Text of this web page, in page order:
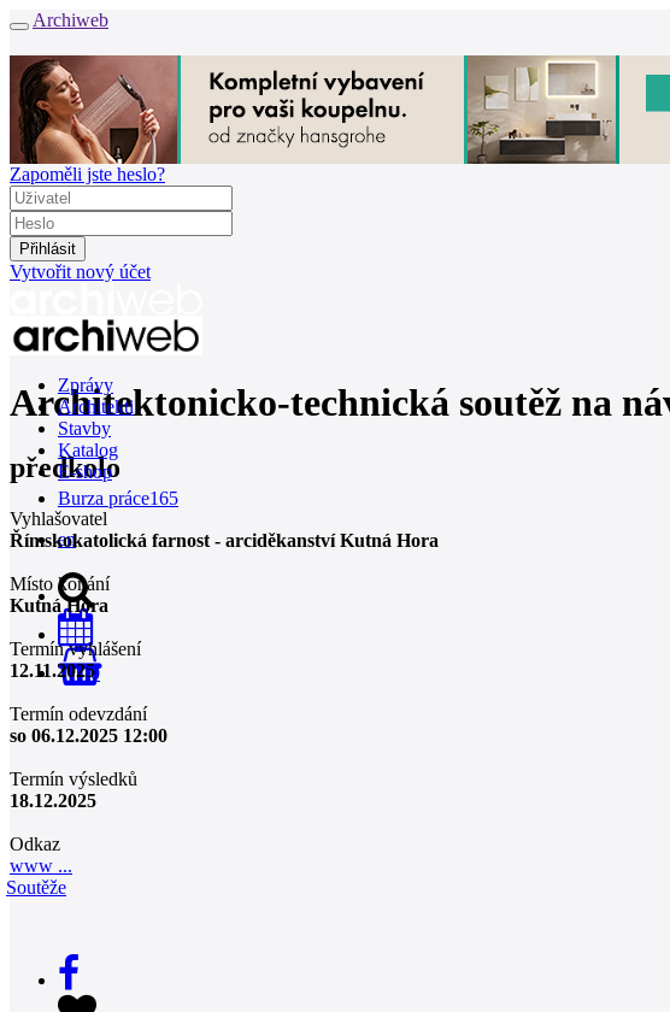
Archiweb
Zapoměli jste heslo?
Vytvořit nový účet
Zprávy
Architekti
Stavby
Katalog
E-shop
Burza práce165
en
0
Architektonicko-technická soutěž na
předkolo
Vyhlašovatel
Římskokatolická farnost - arciděkanství Kutná Hora
Místo konání
Kutná Hora
Termín vyhlášení
12.11.2025
Termín odevzdání
so 06.12.2025 12:00
Termín výsledků
18.12.2025
Odkaz
www ...
Soutěže